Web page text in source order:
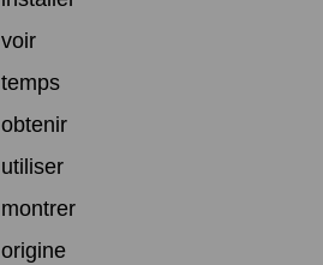
voir
temps
obtenir
utiliser
montrer
origine